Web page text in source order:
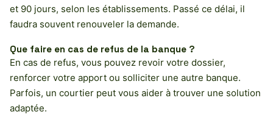
et 90 jours, selon les établissements. Passé ce délai, il
faudra souvent renouveler la demande.
Que faire en cas de refus de la banque ?
En cas de refus, vous pouvez revoir votre dossier,
renforcer votre apport ou solliciter une autre banque.
Parfois, un courtier peut vous aider à trouver une solution
adaptée.